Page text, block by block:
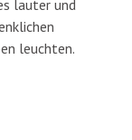
lauter und
leuchten.